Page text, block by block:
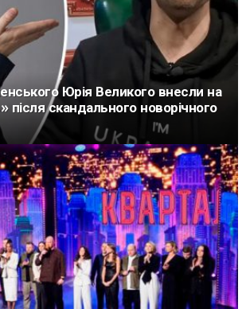
Юрія Великого внесли на
після скандального новорічного